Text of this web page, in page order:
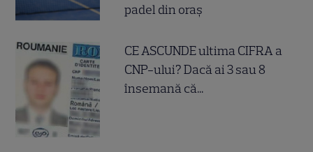
padel din oraș
CE ASCUNDE ultima CIFRA a
CNP-ului? Dacă ai 3 sau 8
însemană că...